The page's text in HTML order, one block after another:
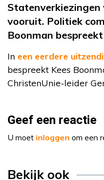
Statenverkiezingen
vooruit. Politiek
Boonman
In een eerdere
bespreekt Kees
ChristenUnie-leider
Geef een reactie
U moet inloggen om een
Bekijk ook